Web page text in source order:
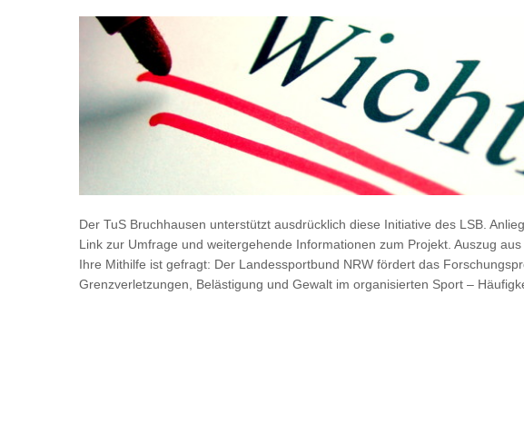
Der TuS Bruchhausen unterstützt ausdrücklich diese Initiative des LSB.
Link zur Umfrage und weitergehende Informationen zum Projekt. Auszug
Ihre Mithilfe ist gefragt: Der Landessportbund NRW fördert das
Grenzverletzungen, Belästigung und Gewalt im organisierten Sport –